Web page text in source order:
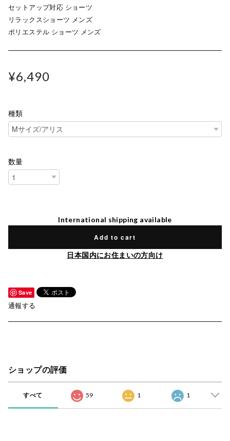
セットアップ対応 ショーツ
リラックスショーツ メンズ
ポリエステル ショーツ メンズ
¥6,490
種類
数量
International shipping available
Add to cart
日本国内にお住まいの方向け
Save
通報する
ショップの評価
すべて 59 1 1